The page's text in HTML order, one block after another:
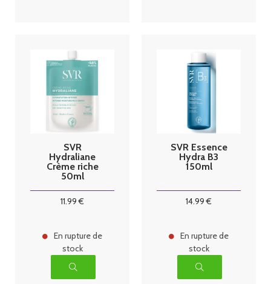
SVR
Hydraliane
Crème riche
50ml
11.99 €
En rupture de
stock
SVR Essence
Hydra B3
150ml
14.99 €
En rupture de
stock